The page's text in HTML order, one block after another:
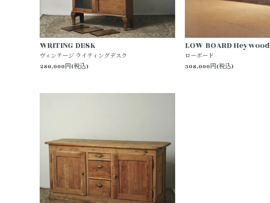
WRITING DESK
ヴィンテージ ライティングデスク
286,000円(税込)
LOW BOARD Heywood
ローボード
308,000円(税込)